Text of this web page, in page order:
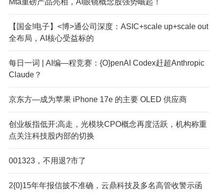
【国金!电子】<博>通公司深度：ASIC+scale up+scale out
全布局，AI核心受益标的
每日一词 | AI编—程竞赛：{O}penAI Codex赶超Anthropic
Claude？
京东方—成为苹果 iPhone 17e 的主要 OLED 供应商
创业板指低开;高走，光模块CPO概念再度活跃，机构称重
点关注科技股内部的切换
001323，不用退?市了
2{0}15年年报信披不准确，云鼎科技及多名高管收警示函